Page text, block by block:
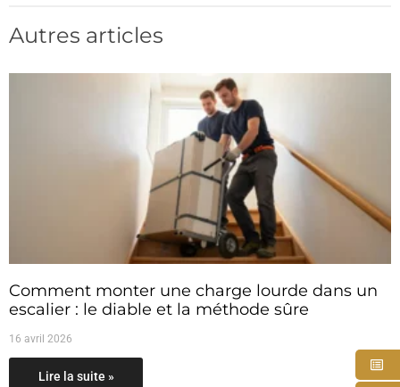
Autres articles
Comment monter une charge lourde dans un
escalier : le diable et la méthode sûre
16 avril 2026
Lire la suite »